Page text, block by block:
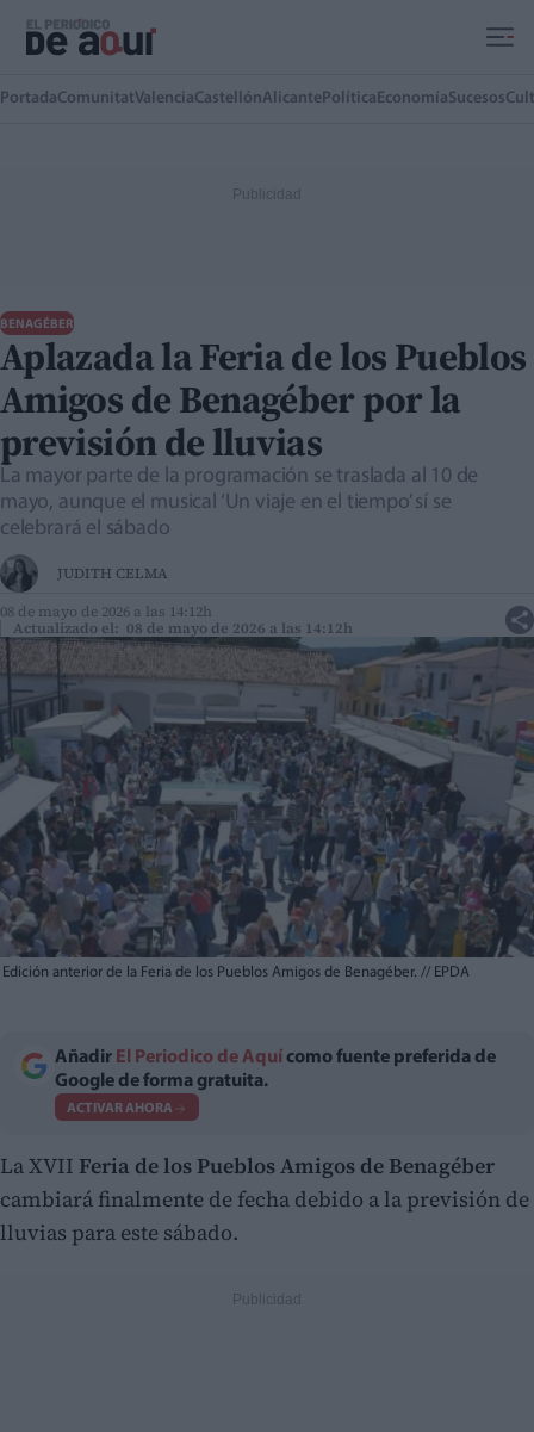
PortadaComunitatValenciaCastellónAlicante Política EconomíaSucesos
BENAGÉBER
Aplazada la Feria de los Pueblos
Amigos de Benagéber por la
previsión de lluvias
La mayor parte de la programación se traslada al 10 de
mayo, aunque el musical ‘Un viaje en el tiempo’ sí se
celebrará el sábado
JUDITH CELMA
08 de mayo de 2026 a las 14:12h
Actualizado el: 08 de mayo de 2026 a las 14:12h
Edición anterior de la Feria de los Pueblos Amigos de Benagéber. // EPDA
Añadir El Periodico de Aquí como fuente preferida de
Google de forma gratuita.
ACTIVAR AHORA
La XVII Feria de los Pueblos Amigos de Benagéber
cambiará finalmente de fecha debido a la previsión de
lluvias para este sábado.